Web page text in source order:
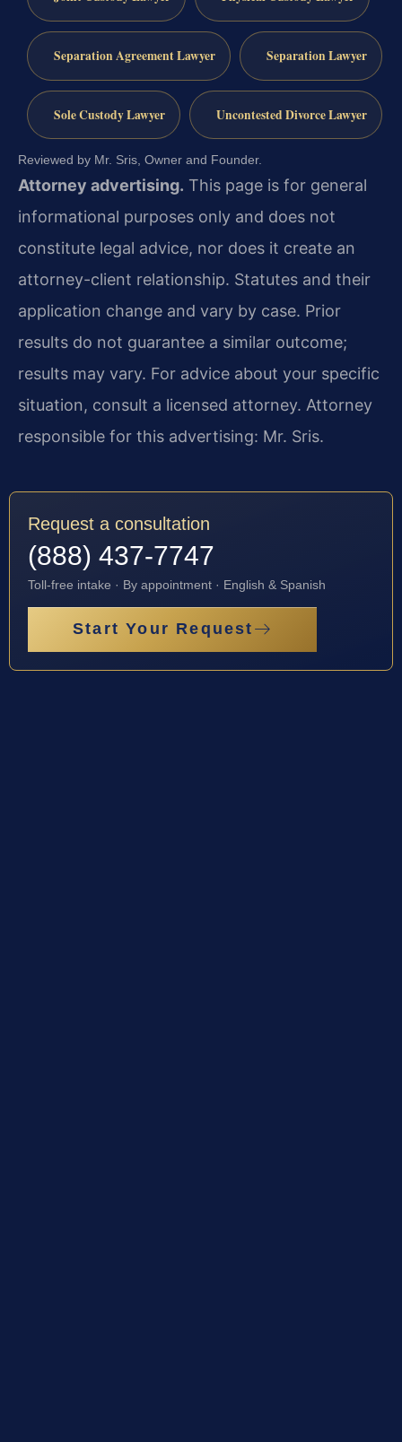
Separation Agreement Lawyer Separation Lawyer
Sole Custody Lawyer Uncontested Divorce Lawyer
Reviewed by Mr. Sris, Owner and Founder.
Attorney advertising. This page is for general
informational purposes only and does not
constitute legal advice, nor does it create an
attorney-client relationship. Statutes and their
application change and vary by case. Prior
results do not guarantee a similar outcome;
results may vary. For advice about your specific
situation, consult a licensed attorney. Attorney
responsible for this advertising: Mr. Sris.
Request a consultation
(888) 437-7747
Toll-free intake · By appointment · English & Spanish
Start Your Request